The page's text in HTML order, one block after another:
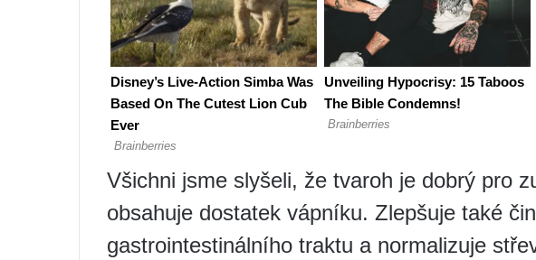
Všichni jsme slyšeli, že tvaroh je dobrý pro
obsahuje dostatek vápníku. Zlepšuje také
gastrointestinálního traktu a normalizuje